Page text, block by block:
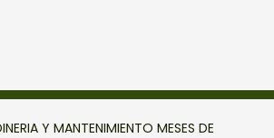
Y MANTENIMIENTO MESES DE